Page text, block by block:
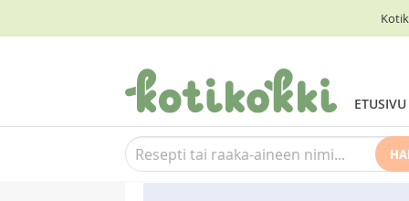
ETUSIVU
Suosittelemme myös